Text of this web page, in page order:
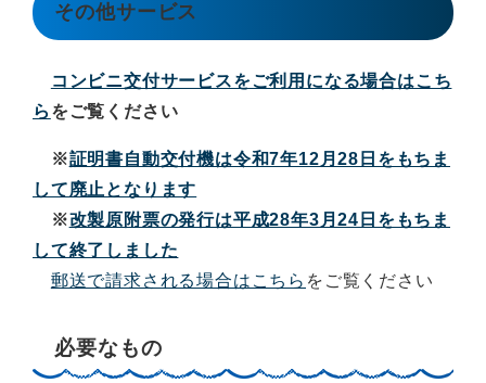
その他サービス
コンビニ交付サービスをご利用になる場合はこち
ら をご覧ください
※証明書自動交付機は令和7年12月28日をもちま
して廃止となります
※改製原附票の発行は平成28年3月24日をもちま
して終了しました
郵送で請求される場合はこちら をご覧ください
必要なもの